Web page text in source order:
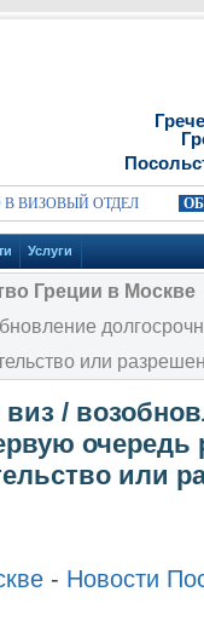
ОТДЕЛ
Услуги
Греции в Москве
или
/
очередь
или
- Новости